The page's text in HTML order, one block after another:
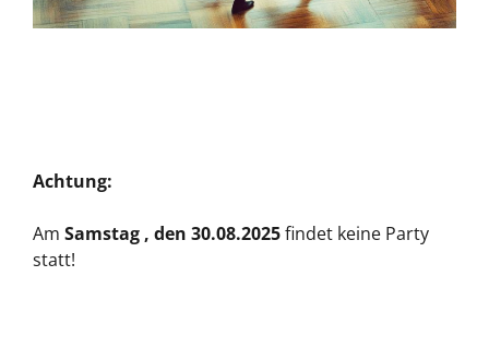
Achtung:
Am Samstag , den 30.08.2025findet keine Party
statt!